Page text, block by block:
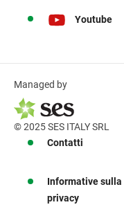
Youtube
Managed by
© 2025 SES ITALY SRL
Contatti
Informative sulla
privacy